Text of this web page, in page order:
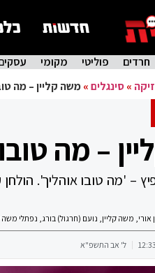
חרדים פוליטי מקומי
»סינגלים»משה קליין – מה
– מה
– 'מה טובו אוהליך'.
אורי, משה קליין, נועם (חרגול) בורג, נפתלי משה
12:33 ל' אב התשפ"א